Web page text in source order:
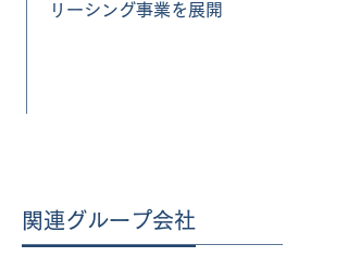
リーシング事業を展開
関連グループ会社